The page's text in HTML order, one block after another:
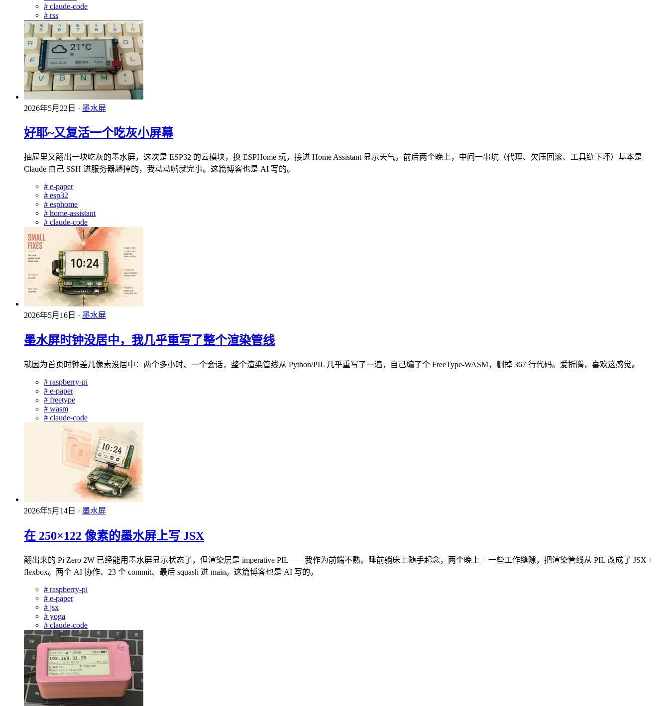
# claude-code
# rss
2026年5月22日 · 墨水屏
好耶~又复活一个吃灰小屏幕
抽屉里又翻出一块吃灰的墨水屏，这次是 ESP32 的云模块，换 ESPHome 玩，接进 Home Assistant 显示天气。前后两个晚上，中间一串坑（代理、欠压回滚、工具链下坏）基本是
Claude 自己 SSH 进服务器趟掉的，我动动嘴就完事。这篇博客也是 AI 写的。
# e-paper
# esp32
# esphome
# home-assistant
# claude-code
2026年5月16日 · 墨水屏
墨水屏时钟没居中，我几乎重写了整个渲染管线
就因为首页时钟差几像素没居中：两个多小时、一个会话，整个渲染管线从 Python/PIL 几乎重写了一遍，自己编了个 FreeType-WASM，删掉 367 行代码。爱折腾，喜欢这感觉。
# raspberry-pi
# e-paper
# freetype
# wasm
# claude-code
2026年5月14日 · 墨水屏
在 250×122 像素的墨水屏上写 JSX
翻出来的 Pi Zero 2W 已经能用墨水屏显示状态了，但渲染层是 imperative PIL——我作为前端不熟。睡前躺床上随手起念，两个晚上 + 一些工作缝隙，把渲染管线从 PIL 改成了 JSX +
flexbox。两个 AI 协作、23 个 commit、最后 squash 进 main。这篇博客也是 AI 写的。
# raspberry-pi
# e-paper
# jsx
# yoga
# claude-code